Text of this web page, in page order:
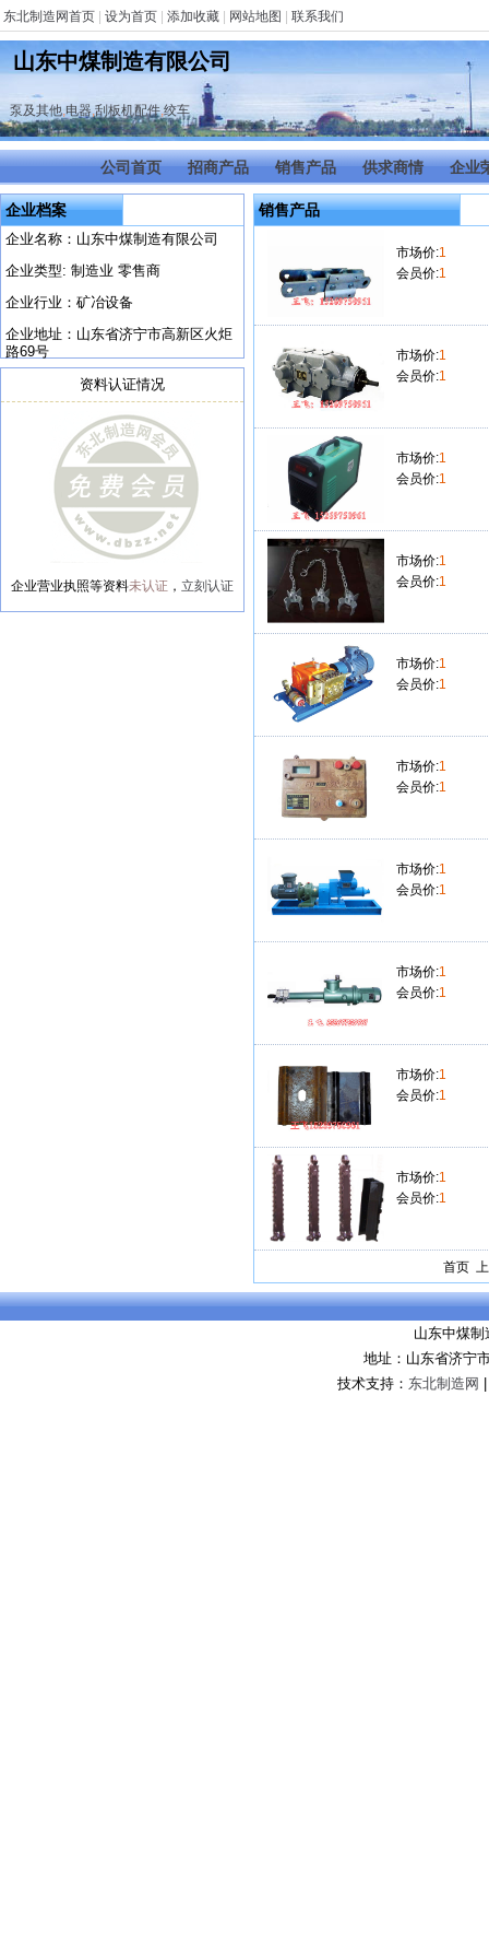
东北制造网首页 设为首页 添加收藏 网站地图 联系我们
山东中煤制造有限公司
泵及其他,电器,刮板机配件,绞车
公司首页 招商产品 销售产品 供求商情 企业
企业档案
企业名称：山东中煤制造有限公司
企业类型: 制造业 零售商
企业行业：矿冶设备
企业地址：山东省济宁市高新区火炬
路69号
资料认证情况
企业营业执照等资料未认证 ， 立刻认证
销售产品
市场价:1
会员价:1
市场价:1
会员价:1
市场价:1
会员价:1
市场价:1
会员价:1
市场价:1
会员价:1
市场价:1
会员价:1
市场价:1
会员价:1
市场价:1
会员价:1
市场价:1
会员价:1
市场价:1
会员价:1
首页
山东中煤
地址：山东省济宁
技术支持： 东北制造网